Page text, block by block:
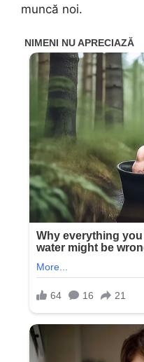
muncă noi.